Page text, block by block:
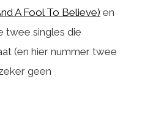
A Fool To Believe) en
twee singles die
(en hier nummer twee
geen